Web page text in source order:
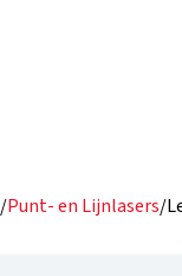
/Punt- en Lijnlasers/